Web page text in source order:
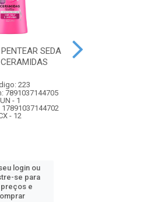
SEDA
223
7891037144705
UN - 1
17891037144702
- 12
login ou
se para
e